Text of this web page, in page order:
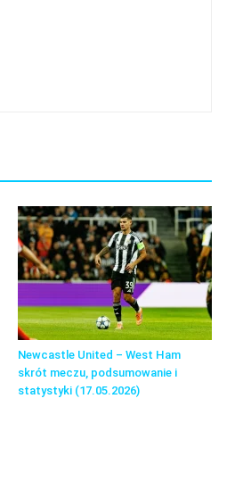
Newcastle United – West Ham
skrót meczu, podsumowanie i
statystyki (17.05.2026)